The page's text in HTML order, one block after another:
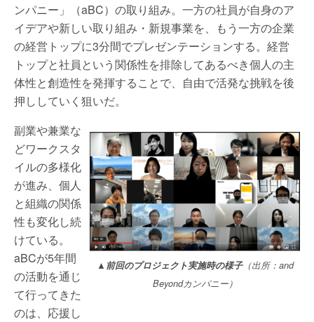
ンパニー」（aBC）の取り組み。一方の社員が自身のア
イデアや新しい取り組み・新規事業を、もう一方の企業
の経営トップに3分間でプレゼンテーションする。経営
トップと社員という関係性を排除してあるべき個人の主
体性と創造性を発揮することで、自由で活発な挑戦を後
押ししていく狙いだ。
▲前回のプロジェクト実施時の様子（出所：and
Beyondカンパニー）
副業や兼業な
どワークスタ
イルの多様化
が進み、個人
と組織の関係
性も変化し続
けている。
aBCが5年間
の活動を通じ
て行ってきた
のは、応援し